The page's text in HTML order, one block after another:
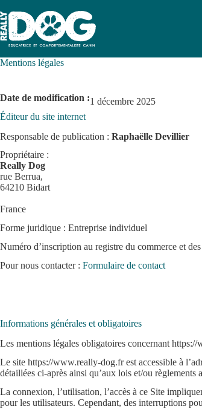
au
contenu
Mentions légales
Date de modification :1 décembre 2025
Éditeur du site internet
Responsable de publication : Raphaëlle Devillier
Propriétaire :
Really Dog
rue Berrua,
64210 Bidart
France
Forme juridique : Entreprise individuel
Numéro d’inscription au registre du commerce et
Pour nous contacter : Formulaire de contact
Informations générales et obligatoires
Les mentions légales obligatoires concernant
Le site https://www.really-dog.fr est accessible à
détaillées ci-après ainsi qu’aux lois et/ou règlements
La connexion, l’utilisation, l’accès à ce Site
pour les utilisateurs. Cependant, des interruptions